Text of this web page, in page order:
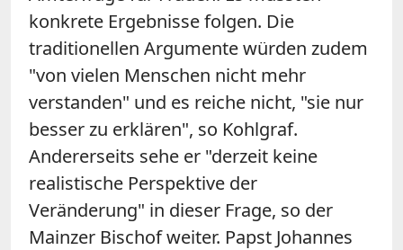
konkrete Ergebnisse folgen. Die
traditionellen Argumente würden zudem
"von vielen Menschen nicht mehr
verstanden" und es reiche nicht, "sie nur
besser zu erklären", so Kohlgraf.
Andererseits sehe er "derzeit keine
realistische Perspektive der
Veränderung" in dieser Frage, so der
Mainzer Bischof weiter. Papst Johannes